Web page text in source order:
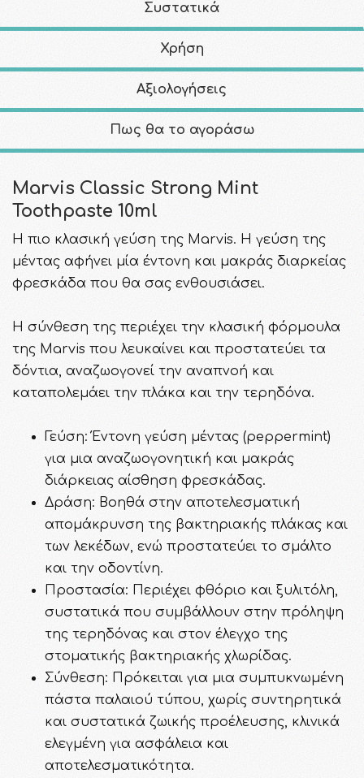
Συστατικά
Χρήση
Αξιολογήσεις
Πως θα το αγοράσω
Marvis Classic Strong Mint
Toothpaste 10ml
Η πιο κλασική γεύση της Marvis. Η γεύση της
μέντας αφήνει μία έντονη και μακράς διαρκείας
φρεσκάδα που θα σας ενθουσιάσει.
Η σύνθεση της περιέχει την κλασική φόρμουλα
της Marvis που λευκαίνει και προστατεύει τα
δόντια, αναζωογονεί την αναπνοή και
καταπολεμάει την πλάκα και την τερηδόνα.
Γεύση: Έντονη γεύση μέντας (peppermint)
για μια αναζωογονητική και μακράς
διάρκειας αίσθηση φρεσκάδας.
Δράση: Βοηθά στην αποτελεσματική
απομάκρυνση της βακτηριακής πλάκας και
των λεκέδων, ενώ προστατεύει το σμάλτο
και την οδοντίνη.
Προστασία: Περιέχει φθόριο και ξυλιτόλη,
συστατικά που συμβάλλουν στην πρόληψη
της τερηδόνας και στον έλεγχο της
στοματικής βακτηριακής χλωρίδας.
Σύνθεση: Πρόκειται για μια συμπυκνωμένη
πάστα παλαιού τύπου, χωρίς συντηρητικά
και συστατικά ζωικής προέλευσης, κλινικά
ελεγμένη για ασφάλεια και
αποτελεσματικότητα.